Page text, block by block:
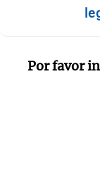
Por favor